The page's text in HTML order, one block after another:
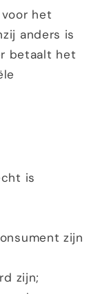
het
anders is
betaalt het
is
zijn
zijn;